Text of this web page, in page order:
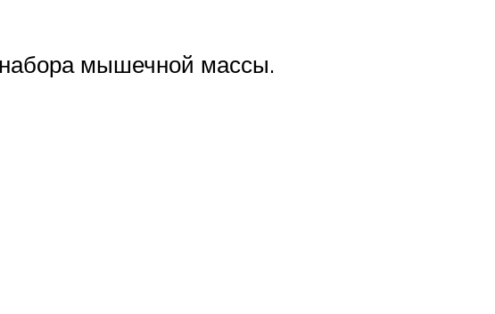
мышечной массы.